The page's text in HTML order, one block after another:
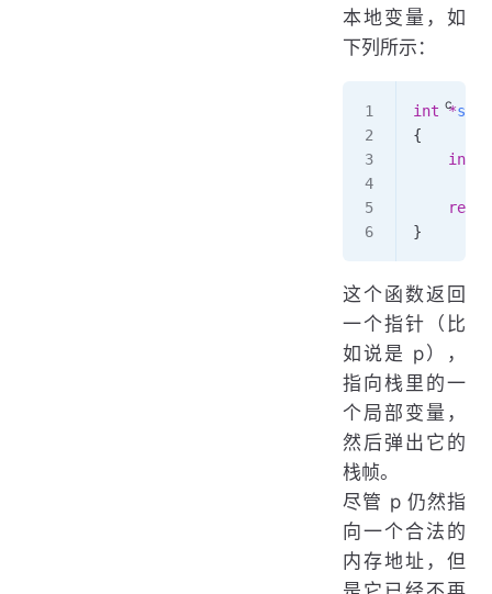
本地变量，如
下列所示：
int *
{
    int
}
这个函数返回
一个指针（比
如说是 p），
指向栈里的一
个局部变量，
然后弹出它的
栈帧。
尽管 p 仍然指
向一个合法的
内存地址，但